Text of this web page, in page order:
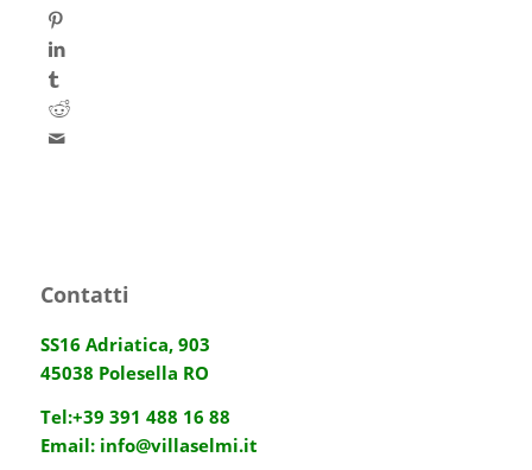
Contatti
SS16 Adriatica, 903
45038 Polesella RO
Tel:+39 391 488 16 88
Email: info@villaselmi.it